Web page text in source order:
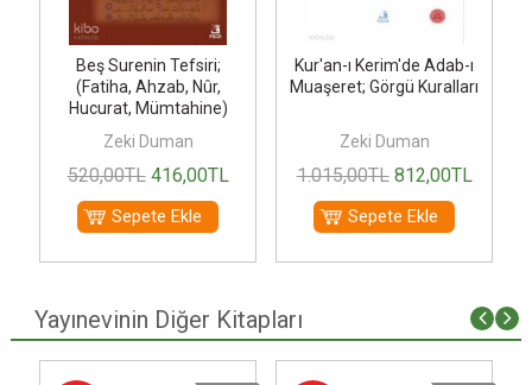
Beş Surenin Tefsiri;
(Fatiha, Ahzab, Nûr,
Hucurat, Mümtahine)
Zeki Duman
520,00TL 416,00TL
Sepete Ekle
Kur'an-ı Kerim'de Adab-ı
Muaşeret; Görgü Kuralları
Zeki Duman
1.015,00TL 812,00TL
Sepete Ekle
Yayınevinin Diğer Kitapları